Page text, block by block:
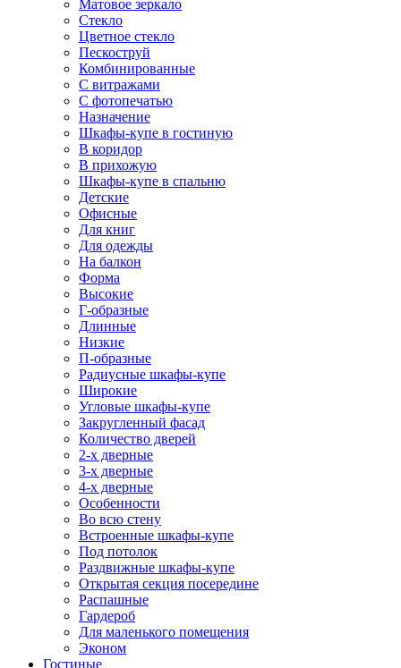
Матовое зеркало
Стекло
Цветное стекло
Пескоструй
Комбинированные
С витражами
С фотопечатью
Назначение
Шкафы-купе в гостиную
В коридор
В прихожую
Шкафы-купе в спальню
Детские
Офисные
Для книг
Для одежды
На балкон
Форма
Высокие
Г-образные
Длинные
Низкие
П-образные
Радиусные шкафы-купе
Широкие
Угловые шкафы-купе
Закругленный фасад
Количество дверей
2-х дверные
3-х дверные
4-х дверные
Особенности
Во всю стену
Встроенные шкафы-купе
Под потолок
Раздвижные шкафы-купе
Открытая секция посередине
Распашные
Гардероб
Для маленького помещения
Эконом
Гостиные